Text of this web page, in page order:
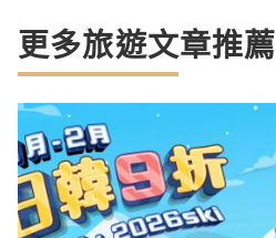
更多旅遊文章推薦